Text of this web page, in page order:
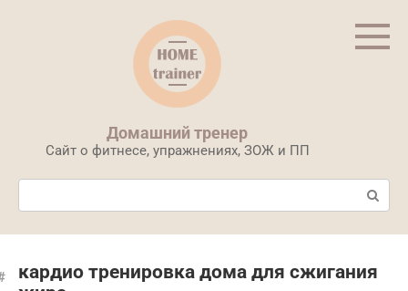
Домашний тренер
Сайт о фитнесе, упражнениях, ЗОЖ и ПП
Поиск:
кардио тренировка дома для сжигания